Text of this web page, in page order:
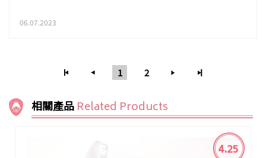
06.07.2023
1 2
相關產品 Related Products
4.25